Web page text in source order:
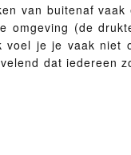
van buitenaf
omgeving (de
voel je je vaak niet
dat iedereen